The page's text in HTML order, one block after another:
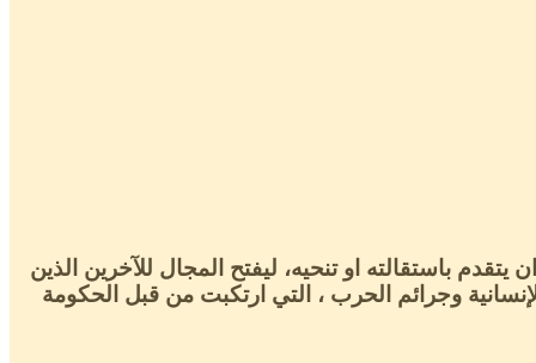
باستقالته او تنحيه، ليفتح المجال للآخرين الذين
وجرائم الحرب ، التي ارتكبت من قبل الحكومة